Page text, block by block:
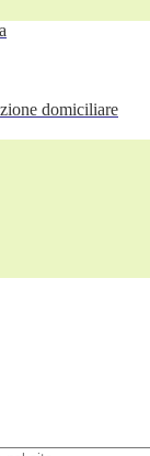
domiciliare